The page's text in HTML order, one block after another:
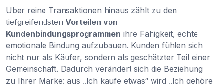
Über reine Transaktionen hinaus zählt zu den
tiefgreifendsten Vorteilen von
Kundenbindungsprogrammen ihre Fähigkeit, echte
emotionale Bindung aufzubauen. Kunden fühlen sich
nicht nur als Käufer, sondern als geschätzter Teil einer
Gemeinschaft. Dadurch verändert sich die Beziehung
zu Ihrer Marke: aus „Ich kaufe etwas“ wird „Ich gehöre